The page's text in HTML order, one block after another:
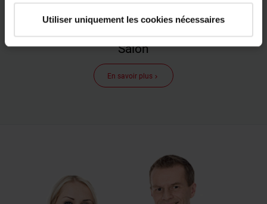
Utiliser uniquement les cookies nécessaires
Salon
En savoir plus keyboard_arrow_right